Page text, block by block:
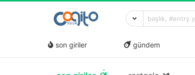
son giriler gündem